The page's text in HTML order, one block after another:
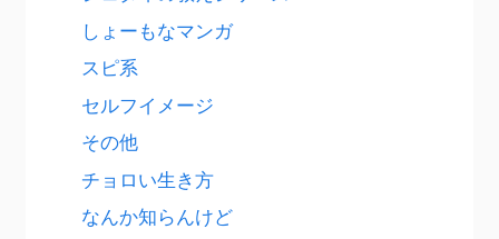
しょーもなマンガ
スピ系
セルフイメージ
その他
チョロい生き方
なんか知らんけど